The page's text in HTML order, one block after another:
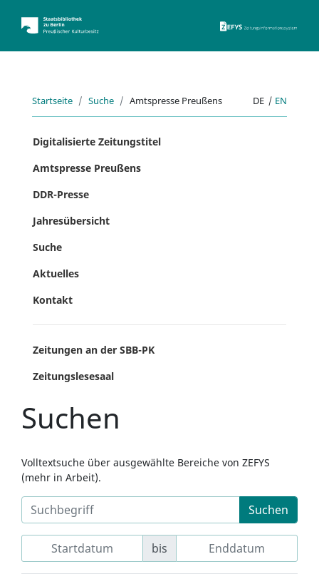
Startseite Suche Amtspresse Preußens DE | EN
Digitalisierte Zeitungstitel
Amtspresse Preußens
DDR-Presse
Jahresübersicht
Suche
Aktuelles
Kontakt
Zeitungen an der SBB-PK
Zeitungslesesaal
Suchen
Volltextsuche über ausgewählte Bereiche von ZEFYS
(mehr in Arbeit).
Suchen
bis